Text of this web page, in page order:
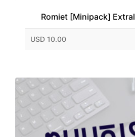
Romiet [Minipack]
USD 10.00